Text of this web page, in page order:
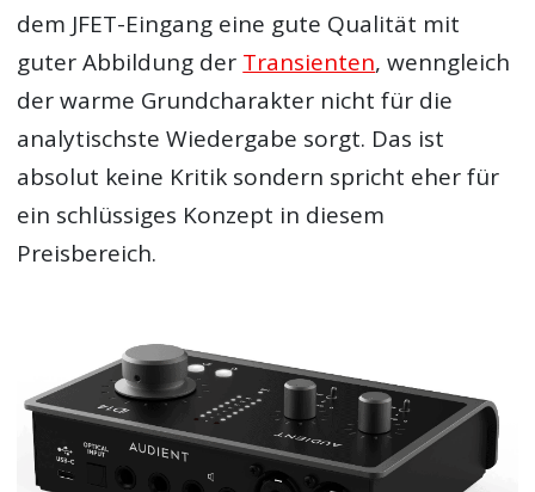
dem JFET-Eingang eine gute Qualität mit
guter Abbildung der Transienten, wenngleich
der warme Grundcharakter nicht für die
analytischste Wiedergabe sorgt. Das ist
absolut keine Kritik sondern spricht eher für
ein schlüssiges Konzept in diesem
Preisbereich.